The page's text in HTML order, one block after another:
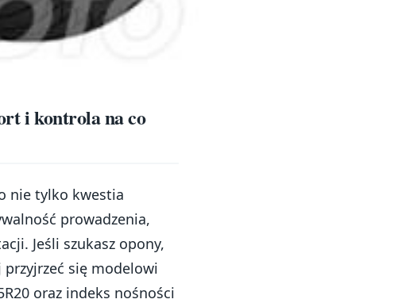
i kontrola na co
nie tylko kwestia
prowadzenia,
Jeśli szukasz opony,
się modelowi
oraz indeks nośności